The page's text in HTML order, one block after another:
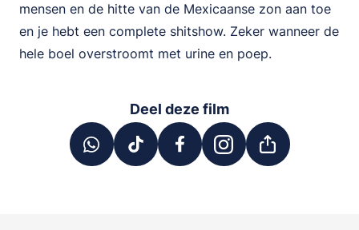
mensen en de hitte van de Mexicaanse zon aan toe
en je hebt een complete shitshow. Zeker wanneer de
hele boel overstroomt met urine en poep.
Deel deze film